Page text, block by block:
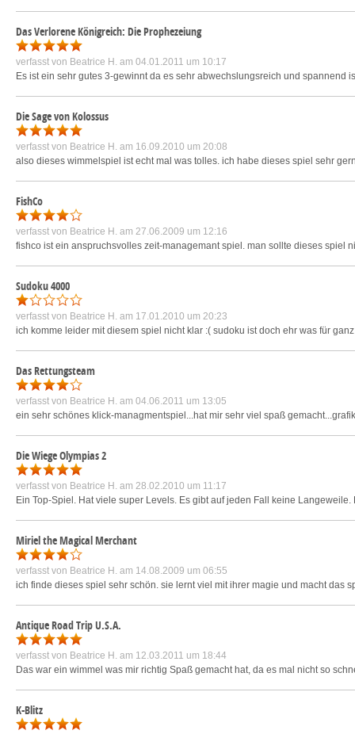
Das Verlorene Königreich: Die Prophezeiung
verfasst von Beatrice H. am 04.01.2011 um 10:17
Es ist ein sehr gutes 3-gewinnt da es sehr abwechslungsreich und
Die Sage von Kolossus
verfasst von Beatrice H. am 16.09.2010 um 20:08
also dieses wimmelspiel ist echt mal was tolles. ich habe dieses spiel sehr
FishCo
verfasst von Beatrice H. am 27.06.2009 um 12:16
fishco ist ein anspruchsvolles zeit-managemant spiel. man sollte dieses spiel
Sudoku 4000
verfasst von Beatrice H. am 17.01.2010 um 20:23
ich komme leider mit diesem spiel nicht klar :( sudoku ist doch ehr was für
Das Rettungsteam
verfasst von Beatrice H. am 04.06.2011 um 13:05
ein sehr schönes klick-managmentspiel...hat mir sehr viel spaß
Die Wiege Olympias 2
verfasst von Beatrice H. am 28.02.2010 um 11:17
Ein Top-Spiel. Hat viele super Levels. Es gibt auf jeden Fall keine
Miriel the Magical Merchant
verfasst von Beatrice H. am 14.08.2009 um 06:55
ich finde dieses spiel sehr schön. sie lernt viel mit ihrer magie und macht das
Antique Road Trip U.S.A.
verfasst von Beatrice H. am 12.03.2011 um 18:44
Das war ein wimmel was mir richtig Spaß gemacht hat, da es mal nicht so
K-Blitz